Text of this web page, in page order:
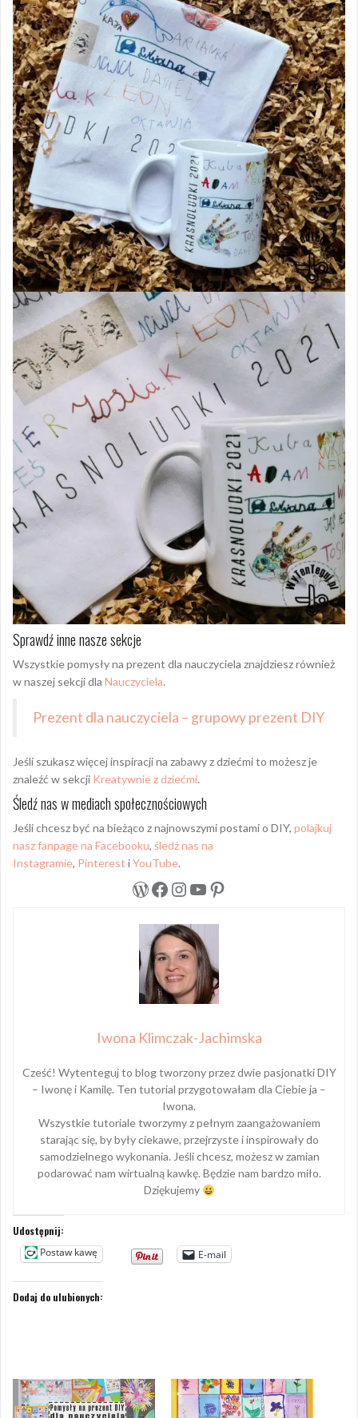
Sprawdź inne nasze sekcje
Wszystkie pomysły na prezent dla nauczyciela znajdziesz również
w naszej sekcji dla Nauczyciela.
Prezent dla nauczyciela – grupowy prezent DIY
Jeśli szukasz więcej inspiracji na zabawy z dziećmi to możesz je
znaleźć w sekcji Kreatywnie z dziećmi.
Śledź nas w mediach społecznościowych
Jeśli chcesz być na bieżąco z najnowszymi postami o DIY, polajkuj
nasz fanpage na Facebooku, śledź nas na
Instagramie, Pinterest iYouTube.
WordPress
Facebook
Instagram
YouTube
Pinterest
Iwona Klimczak-Jachimska
Cześć! Wytenteguj to blog tworzony przez dwie pasjonatki DIY
– Iwonę i Kamilę. Ten tutorial przygotowałam dla Ciebie ja –
Iwona.
Wszystkie tutoriale tworzymy z pełnym zaangażowaniem
starając się, by były ciekawe, przejrzyste i inspirowały do
samodzielnego wykonania. Jeśli chcesz, możesz w zamian
podarować nam wirtualną kawkę. Będzie nam bardzo miło.
Dziękujemy
Udostępnij:
Postaw kawę
E-mail
Dodaj do ulubionych: